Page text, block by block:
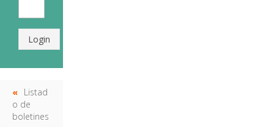
Login
Listad
o de
boletines